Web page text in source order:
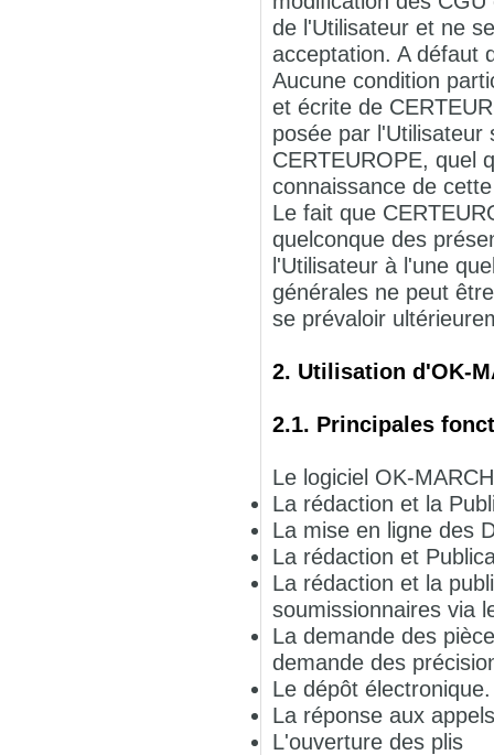
de l'Utilisateur et ne
acceptation. A défaut
Aucune condition
et écrite de
posée par
CERTEUROPE, quel
connaissance de
Le fait que
quelconque des
l'Utilisateur à l'une
générales ne peut
se prévaloir
2. Utilisation d'OK-
2.1. Principales
Le logiciel OK-
La rédaction et la
La mise en ligne des
La rédaction et
La rédaction et la
soumissionnaires via
La demande des
demande des
Le dépôt électronique.
La réponse aux
L'ouverture des plis